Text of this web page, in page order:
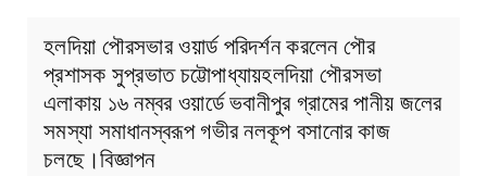
হলদিয়া পৌরসভার ওয়ার্ড পরিদর্শন করলেন পৌর
প্রশাসক সুপ্রভাত চট্টোপাধ্যায়হলদিয়া পৌরসভা
এলাকায় ১৬ নম্বর ওয়ার্ডে ভবানীপুর গ্রামের পানীয় জলের
সমস্যা সমাধানস্বরূপ গভীর নলকূপ বসানোর কাজ
চলছে।বিজ্ঞাপন